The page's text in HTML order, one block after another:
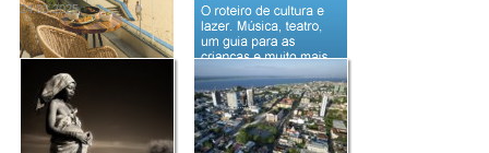
24.03.2025
PUB